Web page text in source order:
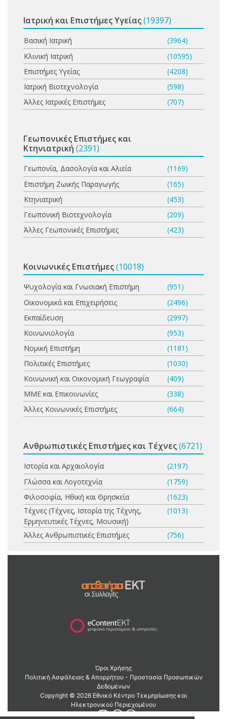
Ιατρική και Επιστήμες Υγείας(19397)
Βασική Ιατρική
(3964)
Κλινική Ιατρική
(10595)
Επιστήμες Υγείας
(4208)
Ιατρική Βιοτεχνολογία
(598)
Άλλες Ιατρικές Επιστήμες
(707)
Γεωπονικές Επιστήμες και
Κτηνιατρική (2391)
Γεωπονία, Δασολογία και Αλιεία
(1169)
Επιστήμη Ζωικής Παραγωγής
(165)
Κτηνιατρική
(453)
Γεωπονική Βιοτεχνολογία
(209)
Άλλες Γεωπονικές Επιστήμες
(423)
Κοινωνικές Επιστήμες(10018)
Ψυχολογία και Γνωσιακή Επιστήμη
(951)
Οικονομικά και Επιχειρήσεις
(2496)
Εκπαίδευση
(2997)
Κοινωνιολογία
(953)
Νομική Επιστήμη
(1181)
Πολιτικές Επιστήμες
(1030)
Κοινωνική και Οικονομική Γεωγραφία
(409)
ΜΜΕ και Επικοινωνίες
(338)
Άλλες Κοινωνικές Επιστήμες
(664)
Ανθρωπιστικές Επιστήμες και Τέχνες(6721)
Ιστορία και Αρχαιολογία
(2197)
Γλώσσα και Λογοτεχνία
(1759)
Φιλοσοφία, Ηθική και Θρησκεία
(1623)
Τέχνες (Τέχνες, Ιστορία της Τέχνης,
Ερμηνευτικές Τέχνες, Μουσική)
(1013)
Άλλες Ανθρωπιστικές Επιστήμες (756)